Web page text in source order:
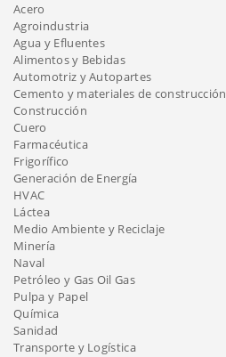
Acero
Agroindustria
Agua y Efluentes
Alimentos y Bebidas
Automotriz y Autopartes
Cemento y materiales de construcción
Construcción
Cuero
Farmacéutica
Frigorífico
Generación de Energía
HVAC
Láctea
Medio Ambiente y Reciclaje
Minería
Naval
Petróleo y Gas Oil Gas
Pulpa y Papel
Química
Sanidad
Transporte y Logística